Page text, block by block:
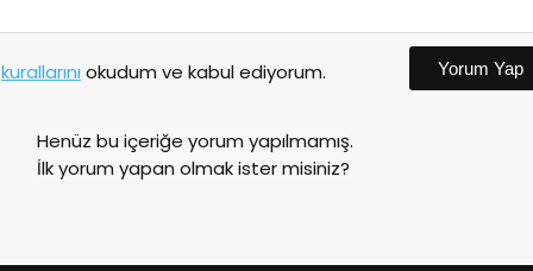
kurallarını okudum ve kabul ediyorum. Yorum Yap
Henüz bu içeriğe yorum yapılmamış.
İlk yorum yapan olmak ister misiniz?